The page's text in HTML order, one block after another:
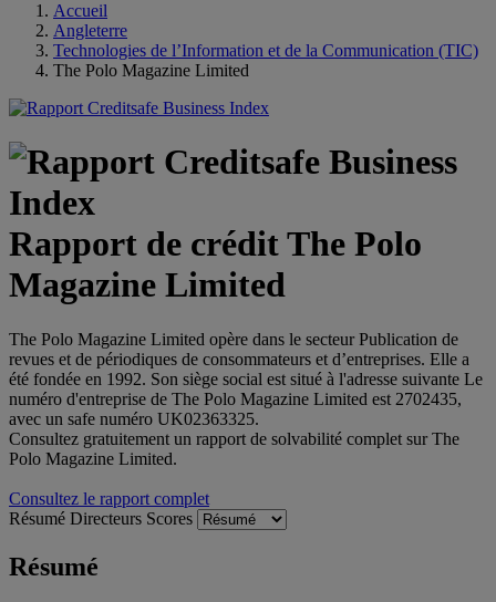
Accueil
Angleterre
Technologies de l’Information et de la Communication (TIC)
The Polo Magazine Limited
Rapport de crédit The Polo
Magazine Limited
The Polo Magazine Limited opère dans le secteur Publication de
revues et de périodiques de consommateurs et d’entreprises. Elle a
été fondée en 1992. Son siège social est situé à l'adresse suivante Le
numéro d'entreprise de The Polo Magazine Limited est 2702435,
avec un safe numéro UK02363325.
Consultez gratuitement un rapport de solvabilité complet sur The
Polo Magazine Limited.
Consultez le rapport complet
Résumé Directeurs Scores
Résumé